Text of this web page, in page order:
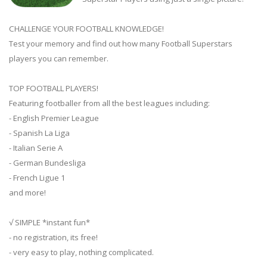
CHALLENGE YOUR FOOTBALL KNOWLEDGE!
Test your memory and find out how many Football Superstars
players you can remember.
TOP FOOTBALL PLAYERS!
Featuring footballer from all the best leagues including:
- English Premier League
- Spanish La Liga
- Italian Serie A
- German Bundesliga
- French Ligue 1
and more!
√ SIMPLE *instant fun*
- no registration, its free!
- very easy to play, nothing complicated.